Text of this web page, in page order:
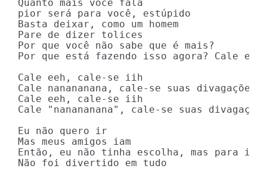
Quanto mais você fala
pior será para você, estúpido
Basta deixar, como um homem
Pare de dizer tolices
Por que você não sabe que é mais?
Por que está fazendo isso agora? Cale
Cale eeh, cale-se iih
Cale nanananana, cale-se suas
Cale eeh, cale-se iih
Cale "nanananana", cale-se suas
Eu não quero ir
Mas meus amigos iam
Então, eu não tinha escolha, mas para ir
Não foi divertido em tudo